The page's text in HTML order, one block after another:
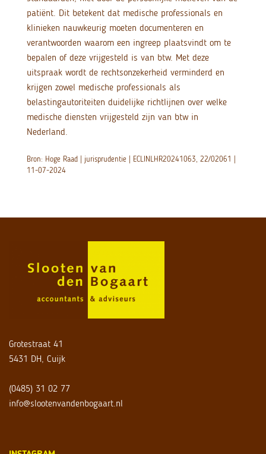
patiënt. Dit betekent dat medische professionals en
klinieken nauwkeurig moeten documenteren en
verantwoorden waarom een ingreep plaatsvindt om te
bepalen of deze vrijgesteld is van btw. Met deze
uitspraak wordt de rechtsonzekerheid verminderd en
krijgen zowel medische professionals als
belastingautoriteiten duidelijke richtlijnen over welke
medische diensten vrijgesteld zijn van btw in
Nederland.
Bron: Hoge Raad | jurisprudentie | ECLINLHR20241063, 22/02061 |
11-07-2024
Grotestraat 41
5431 DH, Cuijk
(0485) 31 02 77
info@slootenvandenbogaart.nl